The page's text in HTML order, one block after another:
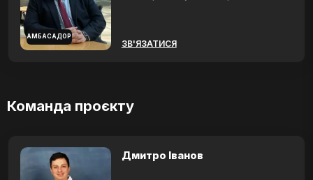
АМБАСАДОР
ЗВ'ЯЗАТИСЯ
Команда проєкту
Дмитро Іванов